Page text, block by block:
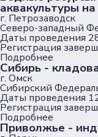
аквакультуры
г. Петрозаводск
Северо-западный
Даты проведения
Регистрация
Подробнее
Сибирь -
г. Омск
Сибирский
Даты проведения
Регистрация
Подробнее
Приволжье -
Согласие на
Политика
персональных
сети
Телеграм